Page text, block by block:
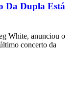
Da Dupla Está
White, anunciou o
concerto da